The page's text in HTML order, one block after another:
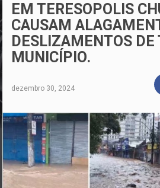
EM TERESOPOLIS
CAUSAM
DESLIZAMENTOS DE
MUNICÍPIO.
dezembro 30, 2024